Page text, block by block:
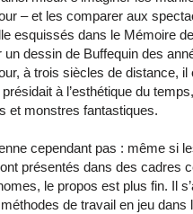
– et les comparer aux
esquissés dans le Mémoire
un dessin de Buffequin des
à trois siècles de distance, il
à l’esthétique du
et monstres fantastiques.
cependant pas : même si
présentés dans des cadres
le propos est plus fin. Il
de travail en jeu dans